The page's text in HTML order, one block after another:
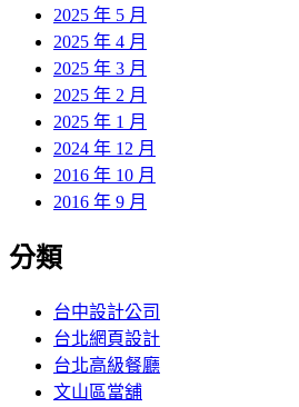
2025 年 5 月
2025 年 4 月
2025 年 3 月
2025 年 2 月
2025 年 1 月
2024 年 12 月
2016 年 10 月
2016 年 9 月
分類
台中設計公司
台北網頁設計
台北高級餐廳
文山區當舖